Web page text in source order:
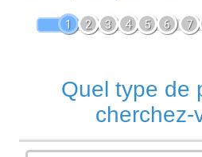
1 2 3 4 5 6 7
Quel type de
cherchez-